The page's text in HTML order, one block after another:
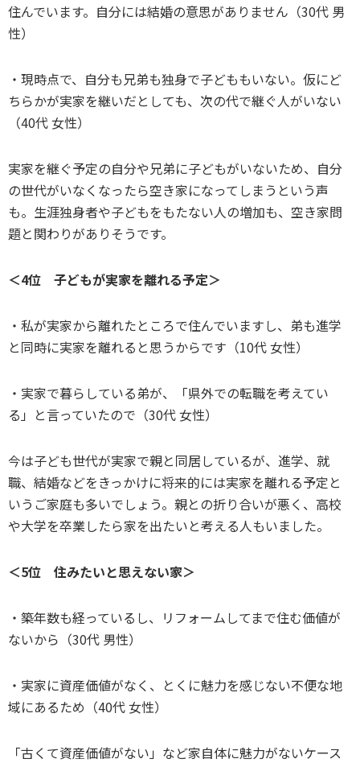
住んでいます。自分には結婚の意思がありません（30代 男
性）
・現時点で、自分も兄弟も独身で子どももいない。仮にど
ちらかが実家を継いだとしても、次の代で継ぐ人がいない
（40代 女性）
実家を継ぐ予定の自分や兄弟に子どもがいないため、自分
の世代がいなくなったら空き家になってしまうという声
も。生涯独身者や子どもをもたない人の増加も、空き家問
題と関わりがありそうです。
＜4位 子どもが実家を離れる予定＞
・私が実家から離れたところで住んでいますし、弟も進学
と同時に実家を離れると思うからです（10代 女性）
・実家で暮らしている弟が、「県外での転職を考えてい
る」と言っていたので（30代 女性）
今は子ども世代が実家で親と同居しているが、進学、就
職、結婚などをきっかけに将来的には実家を離れる予定と
いうご家庭も多いでしょう。親との折り合いが悪く、高校
や大学を卒業したら家を出たいと考える人もいました。
＜5位 住みたいと思えない家＞
・築年数も経っているし、リフォームしてまで住む価値が
ないから（30代 男性）
・実家に資産価値がなく、とくに魅力を感じない不便な地
域にあるため（40代 女性）
「古くて資産価値がない」など家自体に魅力がないケース